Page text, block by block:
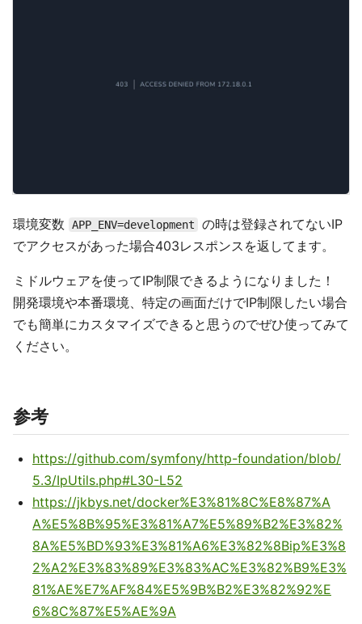
環境変数 APP_ENV=development
の時は登録されてないIP
でアクセスがあった場合403レスポンスを返してます。
ミドルウェアを使ってIP制限できるようになりました！
開発環境や本番環境、特定の画面だけでIP制限したい場合
でも簡単にカスタマイズできると思うのでぜひ使ってみて
ください。
参考
https://github.com/symfony/http-foundation/blob/
5.3/IpUtils.php#L30-L52
https://jkbys.net/docker%E3%81%8C%E8%87%A
A%E5%8B%95%E3%81%A7%E5%89%B2%E3%82%
8A%E5%BD%93%E3%81%A6%E3%82%8Bip%E3%8
2%A2%E3%83%89%E3%83%AC%E3%82%B9%E3%
81%AE%E7%AF%84%E5%9B%B2%E3%82%92%E
6%8C%87%E5%AE%9A